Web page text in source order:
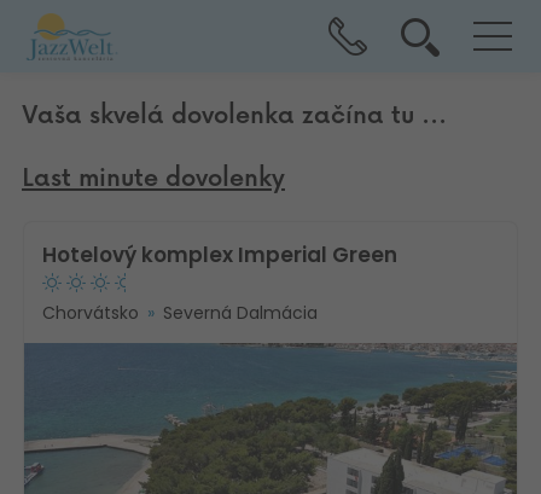
Vaša skvelá dovolenka začína tu ...
Last minute dovolenky
Hotelový komplex Imperial Green
Chorvátsko Severná Dalmácia